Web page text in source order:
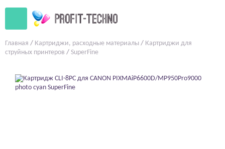
Главная / Картриджи, расходные материалы / Картриджи для
струйных принтеров / SuperFine